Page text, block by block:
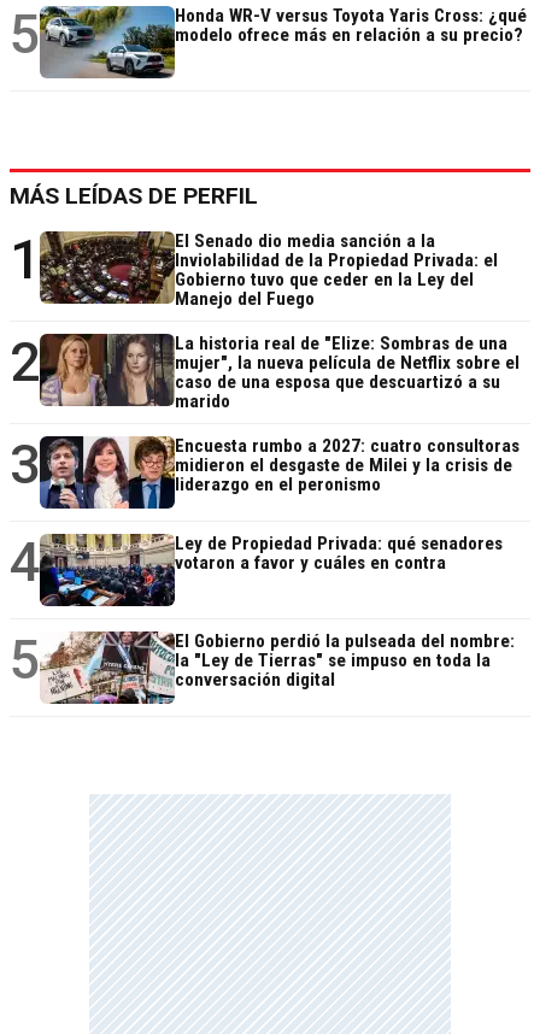
5
Honda WR-V versus Toyota Yaris Cross: ¿qué
modelo ofrece más en relación a su precio?
MÁS LEÍDAS DE PERFIL
1
El Senado dio media sanción a la
Inviolabilidad de la Propiedad Privada: el
Gobierno tuvo que ceder en la Ley del
Manejo del Fuego
2
La historia real de "Elize: Sombras de una
mujer", la nueva película de Netflix sobre el
caso de una esposa que descuartizó a su
marido
3
Encuesta rumbo a 2027: cuatro consultoras
midieron el desgaste de Milei y la crisis de
liderazgo en el peronismo
4
Ley de Propiedad Privada: qué senadores
votaron a favor y cuáles en contra
5
El Gobierno perdió la pulseada del nombre:
la "Ley de Tierras" se impuso en toda la
conversación digital